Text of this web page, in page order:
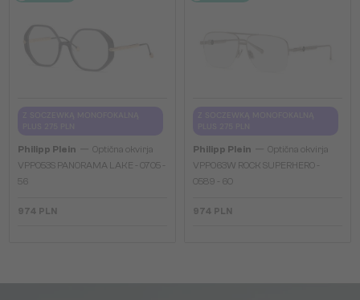
Philipp Plein
Optična okvirja
VPP053S PANORAMA LAKE - 0705 -
56
974 PLN
Philipp Plein
Optična okvirja
VPP063W ROCK SUPERHERO -
0589 - 60
974 PLN